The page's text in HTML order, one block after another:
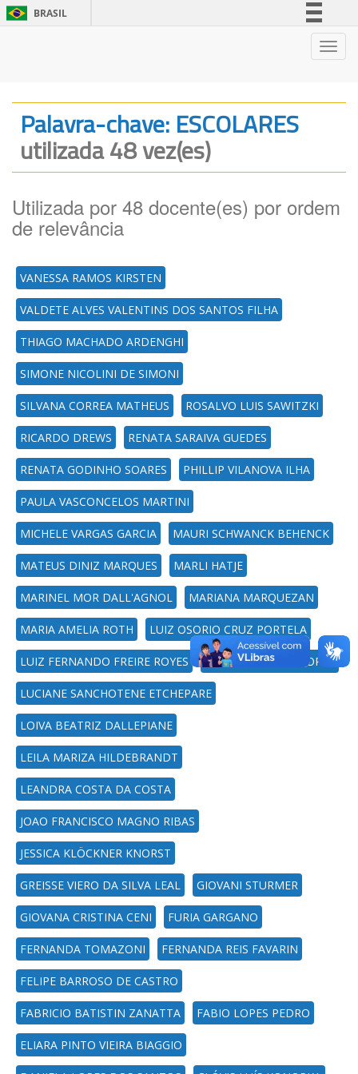
BRASIL
Legislação
Palavra-chave: ESCOLARES
utilizada 48 vez(es)
Utilizada por 48 docente(es) por ordem
de relevância
VANESSA RAMOS KIRSTEN
VALDETE ALVES VALENTINS DOS SANTOS FILHA
THIAGO MACHADO ARDENGHI
SIMONE NICOLINI DE SIMONI
SILVANA CORREA MATHEUS ROSALVO LUIS SAWITZKI
RICARDO DREWS RENATA SARAIVA GUEDES
RENATA GODINHO SOARES PHILLIP VILANOVA ILHA
PAULA VASCONCELOS MARTINI
MICHELE VARGAS GARCIA MAURI SCHWANCK BEHENCK
MATEUS DINIZ MARQUES MARLI HATJE
MARINEL MOR DALL'AGNOL MARIANA MARQUEZAN
MARIA AMELIA ROTH LUIZ OSORIO CRUZ PORTELA
LUIZ FERNANDO FREIRE ROYES LUIS FELIPE DIAS LOPES
LUCIANE SANCHOTENE ETCHEPARE
LOIVA BEATRIZ DALLEPIANE
LEILA MARIZA HILDEBRANDT
LEANDRA COSTA DA COSTA
JOAO FRANCISCO MAGNO RIBAS
JESSICA KLÖCKNER KNORST
GREISSE VIERO DA SILVA LEAL GIOVANI STURMER
GIOVANA CRISTINA CENI FURIA GARGANO
FERNANDA TOMAZONI FERNANDA REIS FAVARIN
FELIPE BARROSO DE CASTRO
FABRICIO BATISTIN ZANATTA FABIO LOPES PEDRO
ELIARA PINTO VIEIRA BIAGGIO